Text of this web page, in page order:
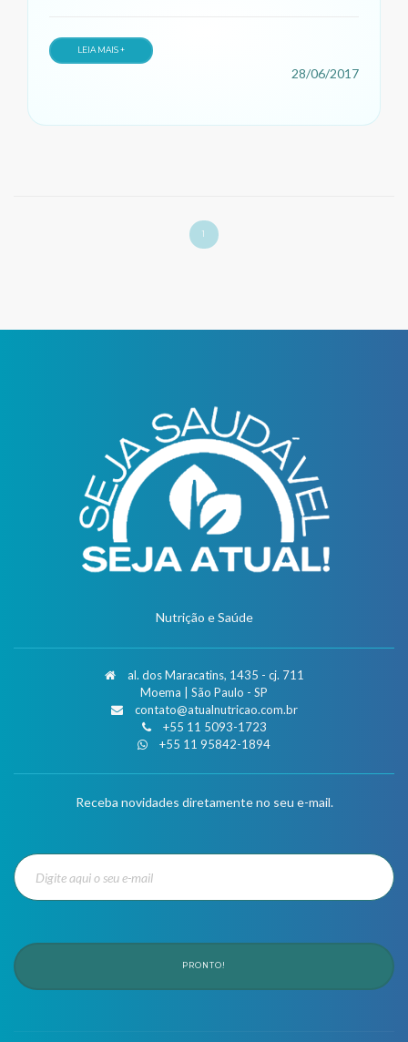
LEIA MAIS +
28/06/2017
1
Nutrição e Saúde
al. dos Maracatins, 1435 - cj. 711
Moema | São Paulo - SP
contato@atualnutricao.com.br
+55 11 5093-1723
+55 11 95842-1894
Receba novidades diretamente no seu e-mail.
PRONTO!